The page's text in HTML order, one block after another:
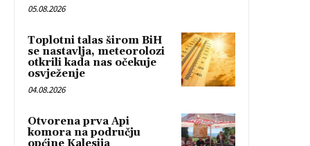
05.08.2026
Toplotni talas širom BiH
se nastavlja, meteorolozi
otkrili kada nas očekuje
osvježenje
04.08.2026
Otvorena prva Api
komora na području
općine Kalesija